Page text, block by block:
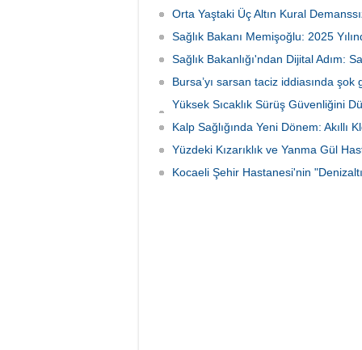
bütüncül faydalar sunduğunu belirtti.
Orta Yaştaki Üç Altın Kural
Sağlık Bakanı Memişoğlu: 2025
Sağlık Bakanlığı'ndan Dijital Adım:
Bursa’yı sarsan taciz iddiasında şok
Yüksek Sıcaklık Sürüş Güvenliğini
İniyor
Kalp Sağlığında Yeni Dönem:
Yüzdeki Kızarıklık ve Yanma Gül
Kocaeli Şehir Hastanesi'nin